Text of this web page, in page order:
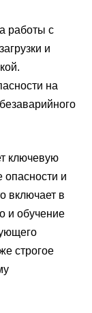
работы с
и
на
ключевую
опасности и
включает в
и обучение
строгое